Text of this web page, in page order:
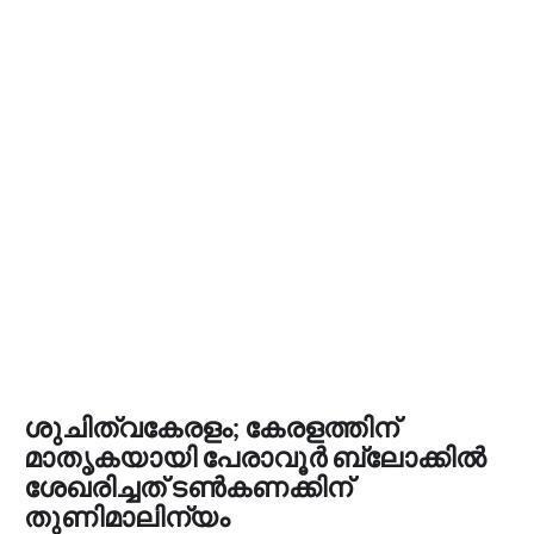
ശുചിത്വകേരളം; കേരളത്തിന്
മാതൃകയായി പേരാവൂർ ബ്ലോക്കിൽ
ശേഖരിച്ചത് ടൺകണക്കിന്
തുണിമാലിന്യം